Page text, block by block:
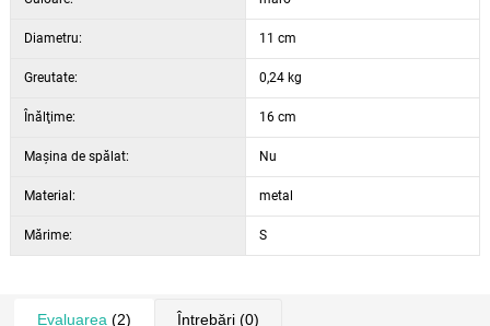
Diametru: 11 cm
Greutate: 0,24 kg
Înălţime: 16 cm
Maşina de spălat: Nu
Material: metal
Mărime: S
Evaluarea (2) Întrebări(0)